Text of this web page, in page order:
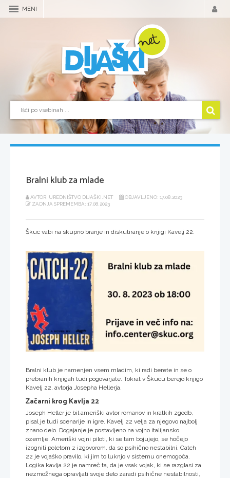
MENI
Bralni klub za mlade
AVTOR: UREDNIŠTVO DIJAŠKI.NET
OBJAVLJENO: 17.08.2023
ZADNJA SPREMEMBA: 17.08.2023
Škuc vabi na skupno branje in diskutiranje o knjigi Kavelj 22.
Bralni klub je namenjen vsem mladim, ki radi berete in se o
prebranih knjigah tudi pogovarjate. Tokrat v Škucu berejo knjigo
Kavelj 22, avtorja Josepha Hellerja.
Začarni krog Kavlja 22
Joseph Heller je bil ameriški avtor romanov in kratkih zgodb,
pisal je tudi scenarije in igre. Kavelj 22 velja za njegovo najbolj
znano delo. Dogajanje je postavljeno na vojno italijansko
ozemlje. Ameriški vojni piloti, ki se tam bojujejo, se hočejo
izogniti poletom z izgovorom, da so psihično nestabilni. Catch
22 je vojaško pravilo, ki jim to luknjo v sistemu onemogoča.
Logika kavlja 22 je namreč ta, da je vsak vojak, ki se razglasi za
nezmožnega opravljati svoje delo zaradi psihične nestabilnosti,